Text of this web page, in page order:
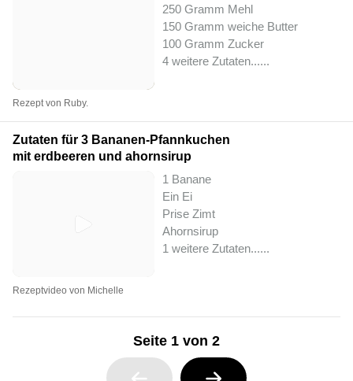
250 Gramm Mehl
150 Gramm weiche Butter
100 Gramm Zucker
4 weitere Zutaten......
Rezept von Ruby.
Zutaten für 3 Bananen-Pfannkuchen
mit erdbeeren und ahornsirup
1 Banane
Ein Ei
Prise Zimt
Ahornsirup
1 weitere Zutaten......
Rezeptvideo von Michelle
Seite 1 von 2